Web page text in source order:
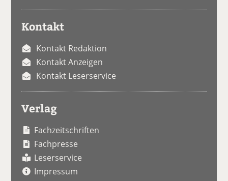
Kontakt
Kontakt Redaktion
Kontakt Anzeigen
Kontakt Leserservice
Verlag
Fachzeitschriften
Fachpresse
Leserservice
Impressum